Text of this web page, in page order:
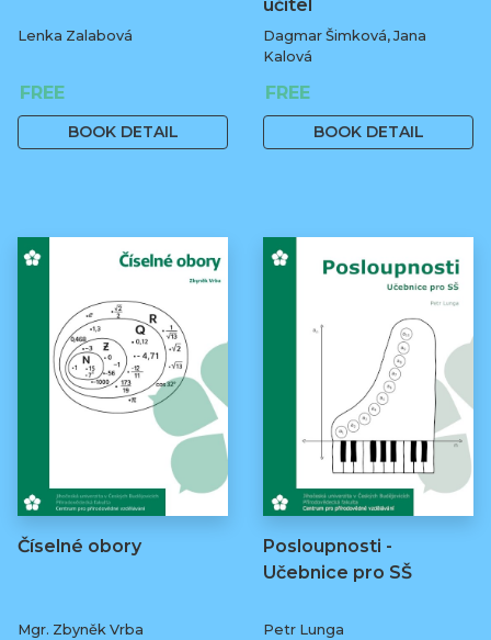
Lenka Zalabová
FREE
BOOK DETAIL
učitel
Dagmar Šimková, Jana
Kalová
FREE
BOOK DETAIL
Číselné obory
Mgr. Zbyněk Vrba
Posloupnosti -
Učebnice pro SŠ
Petr Lunga